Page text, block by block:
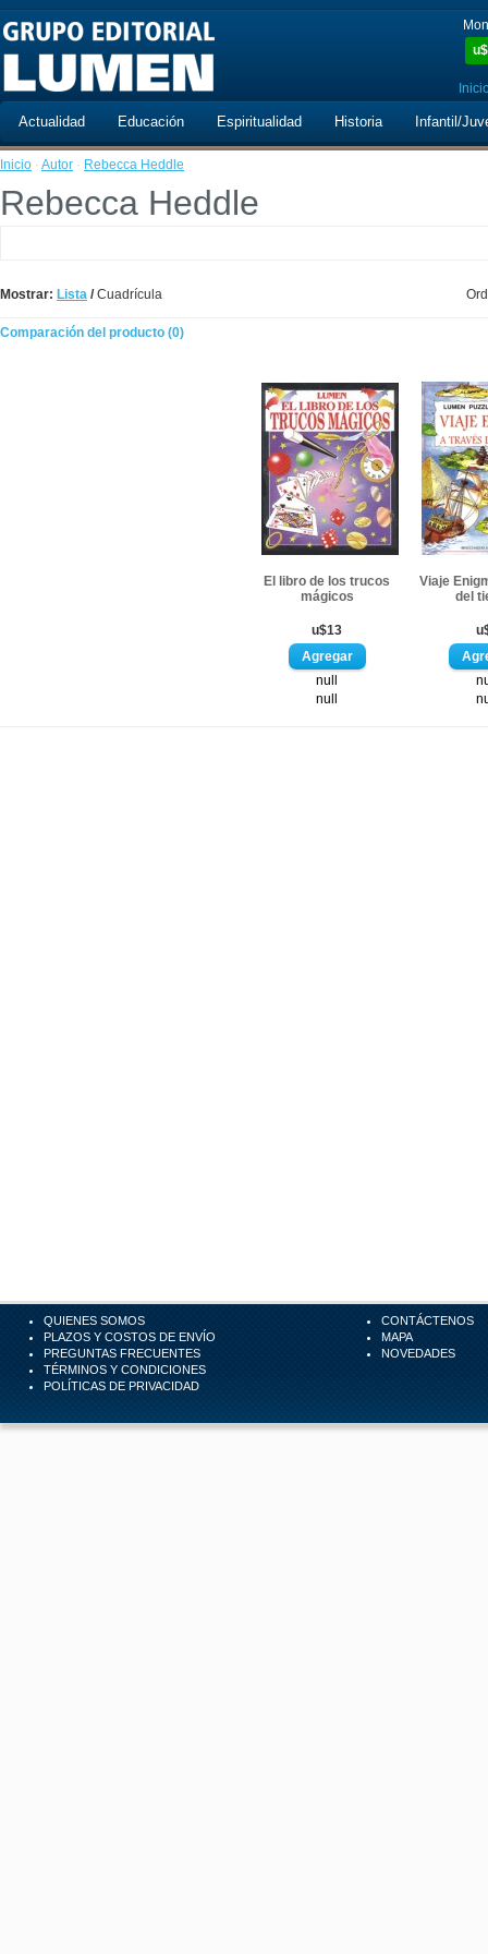
u$
Actualidad Educación Espiritualidad Historia Infantil/
Inicio · Autor · Rebecca Heddle
Rebecca Heddle
Mostrar: Lista /Cuadrícula
Comparación del producto (0)
El libro de los trucos
mágicos
u$13
null
null
Viaje
del
QUIENES SOMOS
PLAZOS Y COSTOS DE ENVÍO
PREGUNTAS FRECUENTES
TÉRMINOS Y CONDICIONES
POLÍTICAS DE PRIVACIDAD
CONTÁCTENOS
MAPA
NOVEDADES